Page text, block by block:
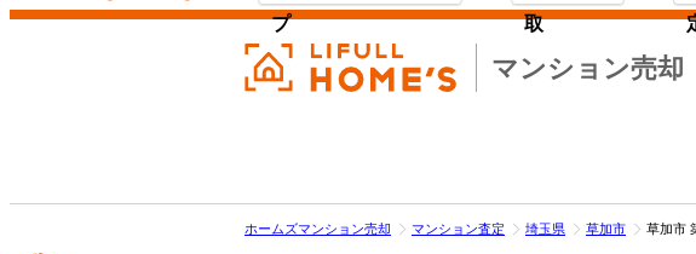
マンション売却
プ 取
ホームズマンション売却 マンション査定 埼玉県 草加市 草加市